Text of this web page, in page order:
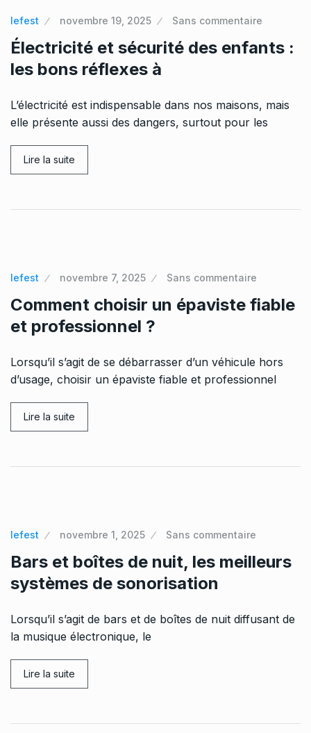
lefest novembre 19, 2025 Sans commentaire
Électricité et sécurité des enfants :
les bons réflexes à
L’électricité est indispensable dans nos maisons, mais
elle présente aussi des dangers, surtout pour les
Lire la suite
lefest novembre 7, 2025 Sans commentaire
Comment choisir un épaviste fiable
et professionnel ?
Lorsqu’il s’agit de se débarrasser d’un véhicule hors
d’usage, choisir un épaviste fiable et professionnel
Lire la suite
lefest novembre 1, 2025 Sans commentaire
Bars et boîtes de nuit, les meilleurs
systèmes de sonorisation
Lorsqu’il s’agit de bars et de boîtes de nuit diffusant de
la musique électronique, le
Lire la suite